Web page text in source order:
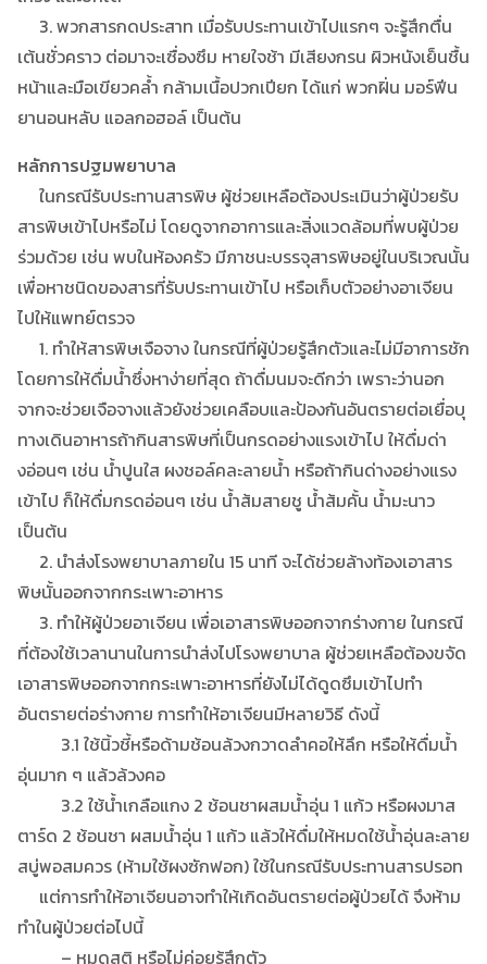
3. พวกสารกดประสาท เมื่อรับประทานเข้าไปแรกๆ จะรู้สึกตื่น
เต้นชั่วคราว ต่อมาจะเซื่องซึม หายใจช้า มีเสียงกรน ผิวหนังเย็นชื้น
หน้าและมือเขียวคล้ำ กล้ามเนื้อปวกเปียก ได้แก่ พวกฝิ่น มอร์ฟีน
ยานอนหลับ แอลกอฮอล์ เป็นต้น
หลักการปฐมพยาบาล
ในกรณีรับประทานสารพิษ ผู้ช่วยเหลือต้องประเมินว่าผู้ป่วยรับ
สารพิษเข้าไปหรือไม่ โดยดูจากอาการและสิ่งแวดล้อมที่พบผู้ป่วย
ร่วมด้วย เช่น พบในห้องครัว มีภาชนะบรรจุสารพิษอยู่ในบริเวณนั้น
เพื่อหาชนิดของสารที่รับประทานเข้าไป หรือเก็บตัวอย่างอาเจียน
ไปให้แพทย์ตรวจ
1. ทำให้สารพิษเจือจาง ในกรณีที่ผู้ป่วยรู้สึกตัวและไม่มีอาการชัก
โดยการให้ดื่มน้ำซึ่งหาง่ายที่สุด ถ้าดื่มนมจะดีกว่า เพราะว่านอก
จากจะช่วยเจือจางแล้วยังช่วยเคลือบและป้องกันอันตรายต่อเยื่อบุ
ทางเดินอาหารถ้ากินสารพิษที่เป็นกรดอย่างแรงเข้าไป ให้ดื่มด่า
งอ่อนๆ เช่น น้ำปูนใส ผงชอล์คละลายน้ำ หรือถ้ากินด่างอย่างแรง
เข้าไป ก็ให้ดื่มกรดอ่อนๆ เช่น น้ำส้มสายชู น้ำส้มคั้น น้ำมะนาว
เป็นต้น
2. นำส่งโรงพยาบาลภายใน 15 นาที จะได้ช่วยล้างท้องเอาสาร
พิษนั้นออกจากกระเพาะอาหาร
3. ทำให้ผู้ป่วยอาเจียน เพื่อเอาสารพิษออกจากร่างกาย ในกรณี
ที่ต้องใช้เวลานานในการนำส่งไปโรงพยาบาล ผู้ช่วยเหลือต้องขจัด
เอาสารพิษออกจากกระเพาะอาหารที่ยังไม่ได้ดูดซึมเข้าไปทำ
อันตรายต่อร่างกาย การทำให้อาเจียนมีหลายวิธี ดังนี้
3.1 ใช้นิ้วชี้หรือด้ามช้อนล้วงกวาดลำคอให้ลึก หรือให้ดื่มน้ำ
อุ่นมาก ๆ แล้วล้วงคอ
3.2 ใช้น้ำเกลือแกง 2 ช้อนชาผสมน้ำอุ่น 1 แก้ว หรือผงมาส
ตาร์ด 2 ช้อนชา ผสมน้ำอุ่น 1 แก้ว แล้วให้ดื่มให้หมดใช้น้ำอุ่นละลาย
สบู่พอสมควร (ห้ามใช้ผงซักฟอก) ใช้ในกรณีรับประทานสารปรอท
แต่การทำให้อาเจียนอาจทำให้เกิดอันตรายต่อผู้ป่วยได้ จึงห้าม
ทำในผู้ป่วยต่อไปนี้
– หมดสติ หรือไม่ค่อยรู้สึกตัว